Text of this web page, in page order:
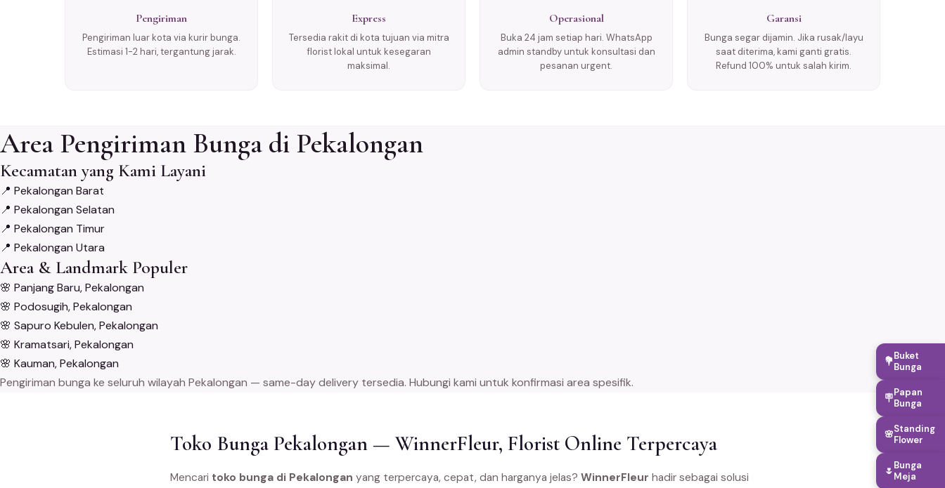
Pengiriman
Pengiriman luar kota via kurir bunga.
Estimasi 1-2 hari, tergantung jarak.
Express
Tersedia rakit di kota tujuan via mitra
florist lokal untuk kesegaran
maksimal.
Operasional
Buka 24 jam setiap hari. WhatsApp
admin standby untuk konsultasi dan
pesanan urgent.
Garansi
Bunga segar dijamin. Jika rusak/layu
saat diterima, kami ganti gratis.
Refund 100% untuk salah kirim.
Area Pengiriman Bunga di Pekalongan
Kecamatan yang Kami Layani
📍 Pekalongan Barat
📍 Pekalongan Selatan
📍 Pekalongan Timur
📍 Pekalongan Utara
Area & Landmark Populer
🌸 Panjang Baru, Pekalongan
🌸 Podosugih, Pekalongan
🌸 Sapuro Kebulen, Pekalongan
🌸 Kramatsari, Pekalongan
🌸 Kauman, Pekalongan
Pengiriman bunga ke seluruh wilayah Pekalongan — same-day delivery tersedia. Hubungi kami untuk konfirmasi area spesifik.
Toko Bunga Pekalongan — WinnerFleur, Florist Online Terpercaya
Mencari toko bunga di Pekalongan yang terpercaya, cepat, dan harganya jelas? WinnerFleur hadir sebagai solusi
💐Buket
Bunga
🪧Papan
Bunga
🌸Standing
Flower
🌷Bunga
Meja